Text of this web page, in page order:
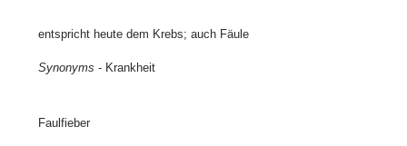
entspricht heute dem Krebs; auch Fäule
Synonyms - Krankheit
Faulfieber